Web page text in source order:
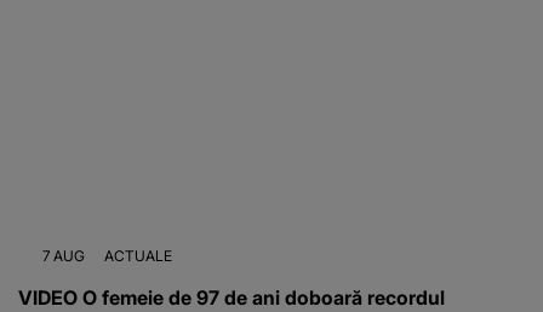
7 AUG ACTUALE
VIDEO O femeie de 97 de ani doboară recordul